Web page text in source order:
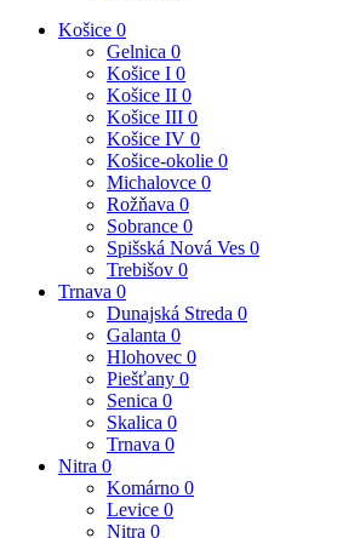
Košice 0
Gelnica 0
Košice I 0
Košice II 0
Košice III 0
Košice IV 0
Košice-okolie 0
Michalovce 0
Rožňava 0
Sobrance 0
Spišská Nová Ves 0
Trebišov 0
Trnava 0
Dunajská Streda 0
Galanta 0
Hlohovec 0
Piešťany 0
Senica 0
Skalica 0
Trnava 0
Nitra 0
Komárno 0
Levice 0
Nitra 0